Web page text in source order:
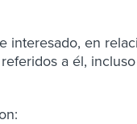
en
a él,